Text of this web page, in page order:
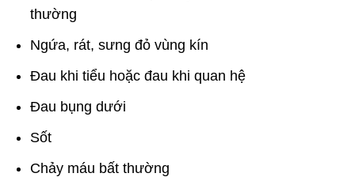
thường
Ngứa, rát, sưng đỏ vùng kín
Đau khi tiểu hoặc đau khi quan hệ
Đau bụng dưới
Sốt
Chảy máu bất thường